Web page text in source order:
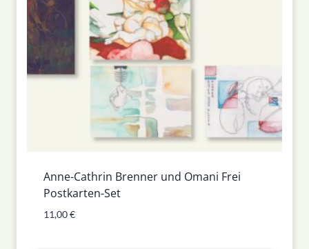
Anne-Cathrin Brenner und Omani Frei
Postkarten-Set
11,00€